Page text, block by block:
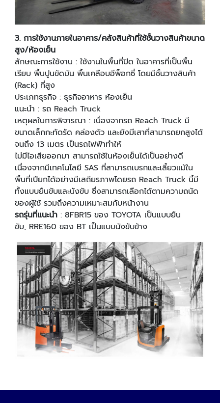
3. การใช้งานภายในอาคาร/คลังสินค้าที่ใช้ชั้นวางสินค้าขนาด
สูง/ห้องเย็น
ลักษณะการใช้งาน : ใช้งานในพื้นที่ปิด ในอาคารที่เป็นพื้น
เรียบ พื้นปูนขัดมัน พื้นเคลือบอีพ็อกซี่ โดยมีชั้นวางสินค้า
(Rack) ที่สูง
ประเภทธุรกิจ : ธุรกิจอาหาร ห้องเย็น
แนะนํา : รถ Reach Truck
เหตุผลในการพิจารณา : เนื่องจากรถ Reach Truck มี
ขนาดเล็กกะทัดรัด คล่องตัว และยังมีเสาที่สามารถยกสูงได้
จนถึง 13 เมตร เป็นรถไฟฟ้าทําให้
ไม่มีไอเสียออกมา สามารถใช้ในห้องเย็นได้เป็นอย่างดี
เนื่องจากมีเทคโนโลยี SAS ที่สามารถเบรกและเลี้ยวแม้ใน
พื้นที่เปียกได้อย่างมีเสถียรภาพโดยรถ Reach Truck นี้มี
ทั้งแบบยืนขับและนังขับ ซึ่งสามารถเลือกได้ตามความถนัด
ของผู้ใช้ รวมถึงความเหมาะสมกับหน้างาน
รถรุ่นที่แนะนํา : 8FBR15 ของ TOYOTA เป็นแบบยืน
ขับ, RRE160 ของ BT เป็นแบบนังขับข้าง